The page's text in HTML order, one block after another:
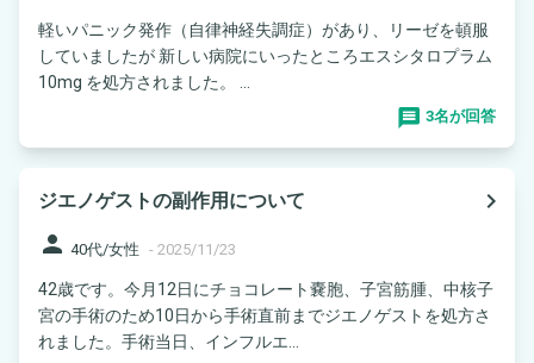
軽いパニック発作（自律神経失調症）があり、リーゼを頓服
していましたが 新しい病院にいったところエスシタロプラム
10mg を処方されました。 ...
3名が回答
ジエノゲストの副作用について
navigate_next
person 40代/女性 - 2025/11/23
42歳です。今月12日にチョコレート嚢胞、子宮筋腫、中核子
宮の手術のため10日から手術直前までジエノゲストを処方さ
れました。手術当日、インフルエ...